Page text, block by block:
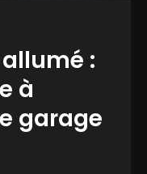
:
à
garage